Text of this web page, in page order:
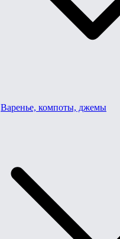
Варенье, компоты, джемы